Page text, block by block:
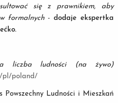
się z prawnikiem, aby
formalnych-dodaje ekspertka
liczba ludności (na żywo)
pl/poland/
Powszechny Ludności i Mieszkań